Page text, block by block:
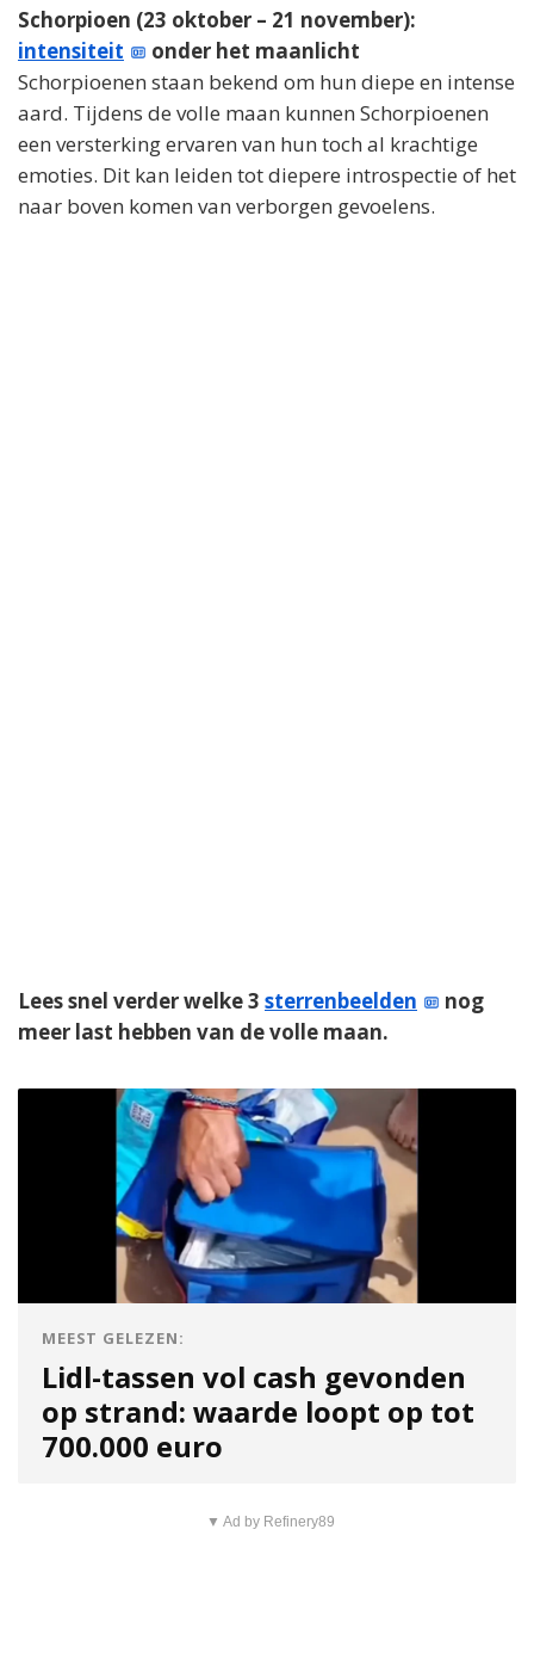
Schorpioen (23 oktober – 21 november):
intensiteit
onder het maanlicht
Schorpioenen staan bekend om hun diepe en intense
aard. Tijdens de volle maan kunnen Schorpioenen
een versterking ervaren van hun toch al krachtige
emoties. Dit kan leiden tot diepere introspectie of het
naar boven komen van verborgen gevoelens.
Lees snel verder welke 3 sterrenbeelden
nog
meer last hebben van de volle maan.
MEEST GELEZEN:
Lidl-tassen vol cash gevonden
op strand: waarde loopt op tot
700.000 euro
▼ Ad by Refinery89